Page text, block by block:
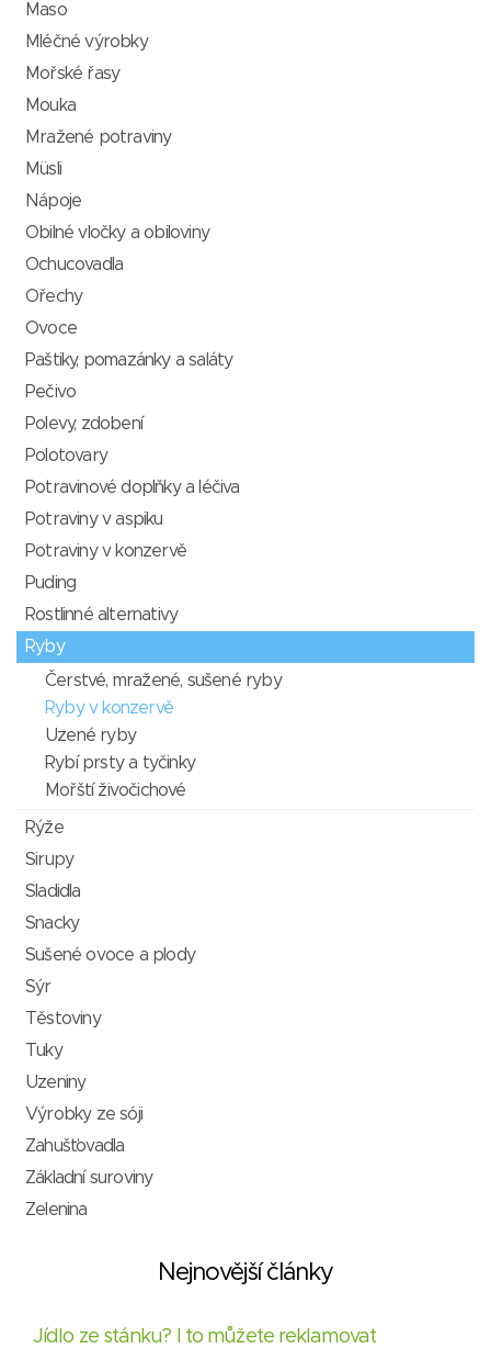
Maso
Mléčné výrobky
Mořské řasy
Mouka
Mražené potraviny
Müsli
Nápoje
Obilné vločky a obiloviny
Ochucovadla
Ořechy
Ovoce
Paštiky, pomazánky a saláty
Pečivo
Polevy, zdobení
Polotovary
Potravinové doplňky a léčiva
Potraviny v aspiku
Potraviny v konzervě
Puding
Rostlinné alternativy
Ryby
Čerstvé, mražené, sušené ryby
Ryby v konzervě
Uzené ryby
Rybí prsty a tyčinky
Mořští živočichové
Rýže
Sirupy
Sladidla
Snacky
Sušené ovoce a plody
Sýr
Těstoviny
Tuky
Uzeniny
Výrobky ze sóji
Zahušťovadla
Základní suroviny
Zelenina
Nejnovější články
Jídlo ze stánku? I to můžete reklamovat